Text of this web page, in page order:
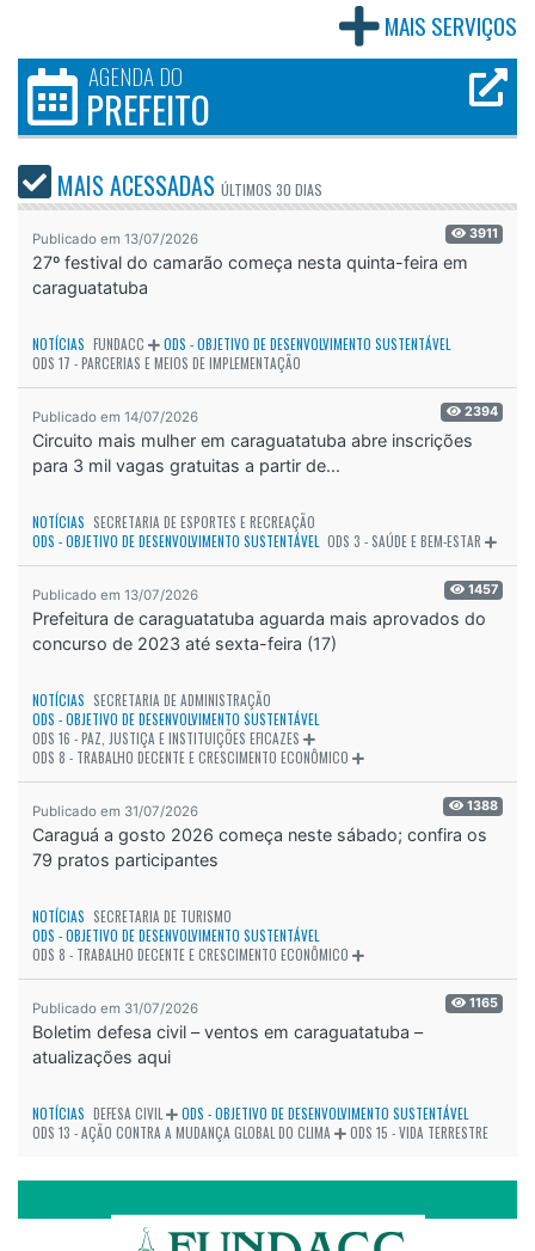
MAIS SERVIÇOS
AGENDA DO
PREFEITO
MAIS ACESSADAS ÚLTIMOS 30 DIAS
Publicado em 13/07/2026 3911
27º festival do camarão começa nesta quinta-feira em
caraguatatuba
NOTÍCIAS FUNDACC
ODS - OBJETIVO DE DESENVOLVIMENTO SUSTENTÁVEL
ODS 17 - PARCERIAS E MEIOS DE IMPLEMENTAÇÃO
Publicado em 14/07/2026 2394
Circuito mais mulher em caraguatatuba abre inscrições
para 3 mil vagas gratuitas a partir de...
NOTÍCIAS SECRETARIA DE ESPORTES E RECREAÇÃO
ODS - OBJETIVO DE DESENVOLVIMENTO SUSTENTÁVEL ODS 3 - SAÚDE E BEM-ESTAR
Publicado em 13/07/2026 1457
Prefeitura de caraguatatuba aguarda mais aprovados do
concurso de 2023 até sexta-feira (17)
NOTÍCIAS SECRETARIA DE ADMINISTRAÇÃO
ODS - OBJETIVO DE DESENVOLVIMENTO SUSTENTÁVEL
ODS 16 - PAZ, JUSTIÇA E INSTITUIÇÕES EFICAZES
ODS 8 - TRABALHO DECENTE E CRESCIMENTO ECONÔMICO
Publicado em 31/07/2026 1388
Caraguá a gosto 2026 começa neste sábado; confira os
79 pratos participantes
NOTÍCIAS SECRETARIA DE TURISMO
ODS - OBJETIVO DE DESENVOLVIMENTO SUSTENTÁVEL
ODS 8 - TRABALHO DECENTE E CRESCIMENTO ECONÔMICO
Publicado em 31/07/2026 1165
Boletim defesa civil – ventos em caraguatatuba –
atualizações aqui
NOTÍCIAS DEFESA CIVIL
ODS - OBJETIVO DE DESENVOLVIMENTO SUSTENTÁVEL
ODS 13 - AÇÃO CONTRA A MUDANÇA GLOBAL DO CLIMA
ODS 15 - VIDA TERRESTRE